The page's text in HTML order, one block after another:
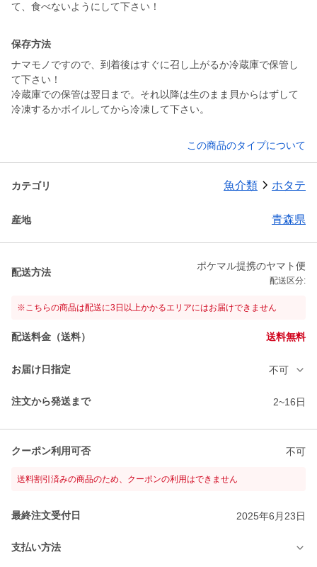
て、食べないようにして下さい！
保存方法
ナマモノですので、到着後はすぐに召し上がるか冷蔵庫で保管し
て下さい！
冷蔵庫での保管は翌日まで。それ以降は生のまま貝からはずして
冷凍するかボイルしてから冷凍して下さい。
この商品のタイプについて
カテゴリ 魚介類 ホタテ
産地 青森県
配送方法
ポケマル提携のヤマト便
配送区分:
※こちらの商品は配送に3日以上かかるエリアにはお届けできません
配送料金（送料） 送料無料
お届け日指定 不可
注文から発送まで 2~16日
クーポン利用可否 不可
送料割引済みの商品のため、クーポンの利用はできません
最終注文受付日 2025年6月23日
支払い方法